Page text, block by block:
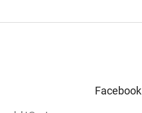
Facebook